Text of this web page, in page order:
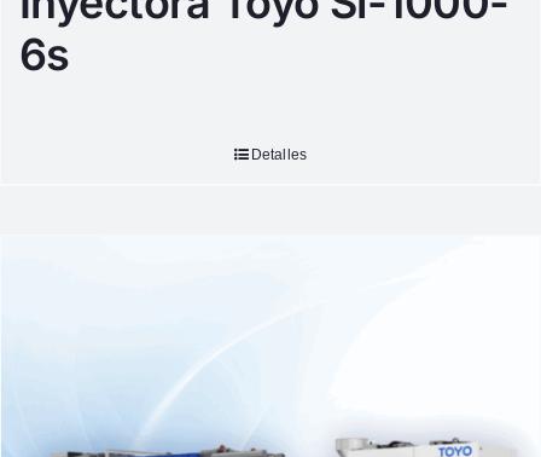
6s
Detalles